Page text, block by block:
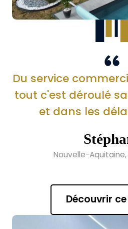
Du service
tout c'est déroulé
et dans les
Nouvelle-
Découvrir